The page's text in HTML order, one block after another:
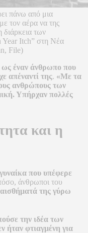
πάνω από μια
τον αέρα να της
των
Year Itch” στη Νέα
File)
ως έναν άνθρωπο που
απέναντί της. «Με τα
ανθρώπους των
Υπήρχαν πολλές
και η
που υπέφερε
άνθρωποι του
της γύρω
την ιδέα των
ήταν φτιαγμένη για